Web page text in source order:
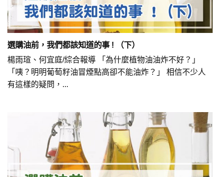
選購油前，我們都該知道的事 ! （下）
楊雨瑄、何宜庭/綜合報導 「為什麼植物油油炸不好？」
「咦？明明葡萄籽油冒煙點高卻不能油炸？」 相信不少人
有這樣的疑問，...